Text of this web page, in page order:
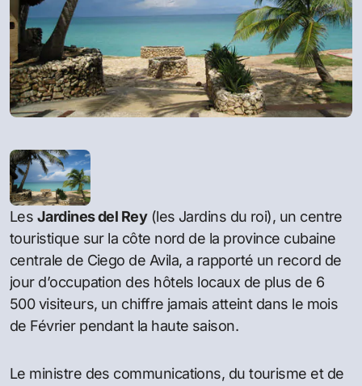
Les Jardines del Rey(les Jardins du roi), un centre
touristique sur la côte nord de la province cubaine
centrale de Ciego de Avila, a rapporté un record de
jour d’occupation des hôtels locaux de plus de 6
500 visiteurs, un chiffre jamais atteint dans le mois
de Février pendant la haute saison.
Le ministre des communications, du tourisme et de